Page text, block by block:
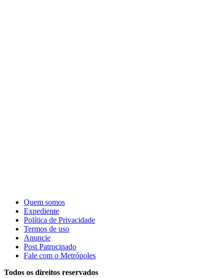
Quem somos
Expediente
Política de Privacidade
Termos de uso
Anuncie
Post Patrocinado
Fale com o Metrópoles
Todos os direitos reservados